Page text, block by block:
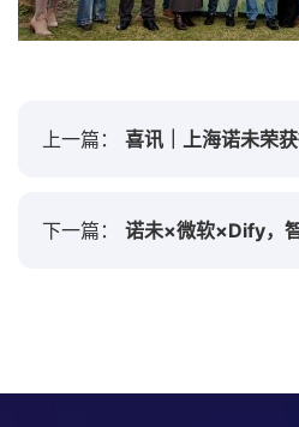
上一篇 喜讯｜上海诺未荣获微软
下一篇 诺未×微软×Dify，